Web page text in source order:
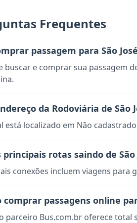
Frequentes
passagem para São
buscar e comprar sua passagem
da Rodoviária de São
está localizado em Não
principais rotas saindo de São
conexões incluem viagens para
comprar passagens online
parceiro Bus.com.br oferece total